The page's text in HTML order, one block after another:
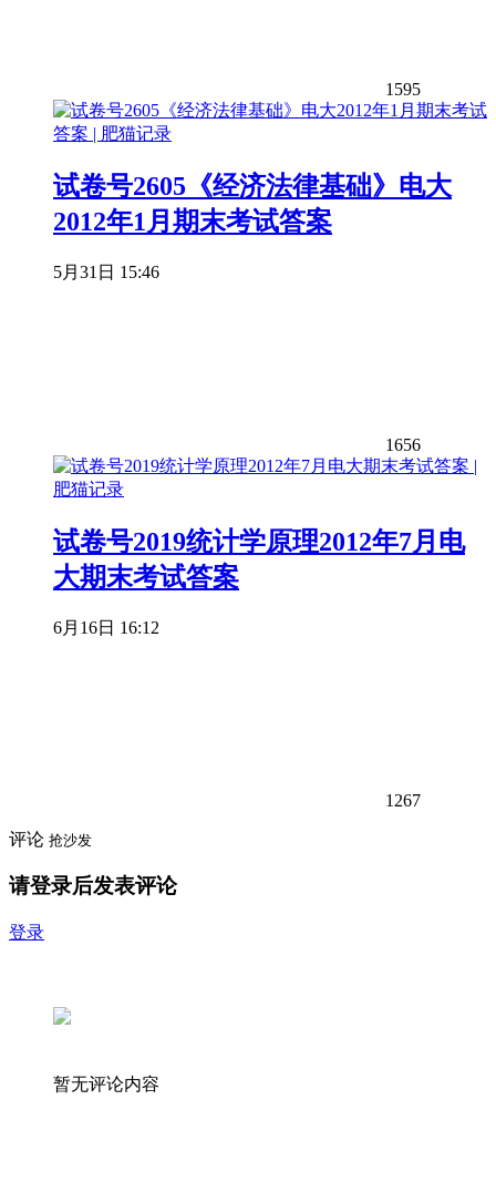
1595
试卷号2605《经济法律基础》电大
2012年1月期末考试答案
5月31日 15:46
1656
试卷号2019统计学原理2012年7月电
大期末考试答案
6月16日 16:12
1267
评论 抢沙发
请登录后发表评论
登录
暂无评论内容